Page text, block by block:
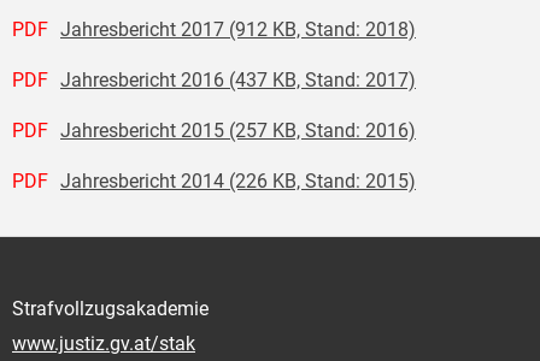
PDF Jahresbericht 2017 (912 KB, Stand: 2018)
PDF Jahresbericht 2016 (437 KB, Stand: 2017)
PDF Jahresbericht 2015 (257 KB, Stand: 2016)
PDF Jahresbericht 2014 (226 KB, Stand: 2015)
Strafvollzugsakademie
www.justiz.gv.at/stak